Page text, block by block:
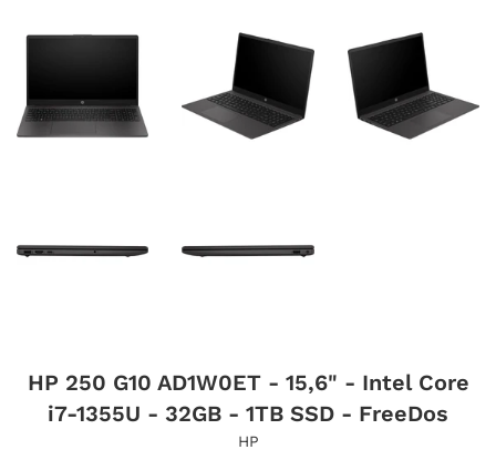
HP 250 G10 AD1W0ET - 15,6" - Intel Core
i7-1355U - 32GB - 1TB SSD - FreeDos
HP